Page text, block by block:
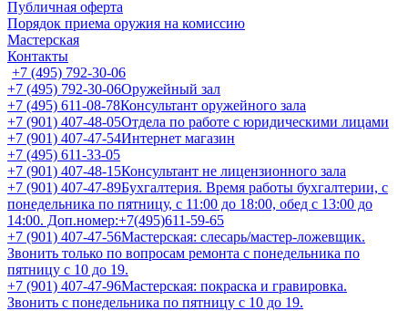
Публичная оферта
Порядок приема оружия на комиссию
Мастерская
Контакты
+7 (495) 792-30-06
+7 (495) 792-30-06Оружейный зал
+7 (495) 611-08-78Консультант оружейного зала
+7 (901) 407-48-05Отдела по работе с юридическими лицами
+7 (901) 407-47-54Интернет магазин
+7 (495) 611-33-05
+7 (901) 407-48-15Консультант не лицензионного зала
+7 (901) 407-47-89Бухгалтерия. Время работы бухгалтерии, с
понедельника по пятницу, с 11:00 до 18:00, обед с 13:00 до
14:00. Доп.номер:+7(495)611-59-65
+7 (901) 407-47-56Мастерская: слесарь/мастер-ложевщик.
Звонить только по вопросам ремонта с понедельника по
пятницу с 10 до 19.
+7 (901) 407-47-96Мастерская: покраска и гравировка.
Звонить с понедельника по пятницу с 10 до 19.